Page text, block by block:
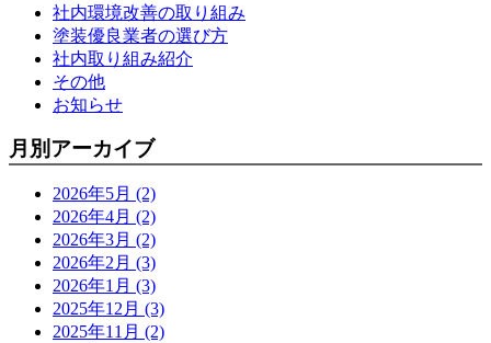
社内環境改善の取り組み
塗装優良業者の選び方
社内取り組み紹介
その他
お知らせ
月別アーカイブ
2026年5月 (2)
2026年4月 (2)
2026年3月 (2)
2026年2月 (3)
2026年1月 (3)
2025年12月 (3)
2025年11月 (2)